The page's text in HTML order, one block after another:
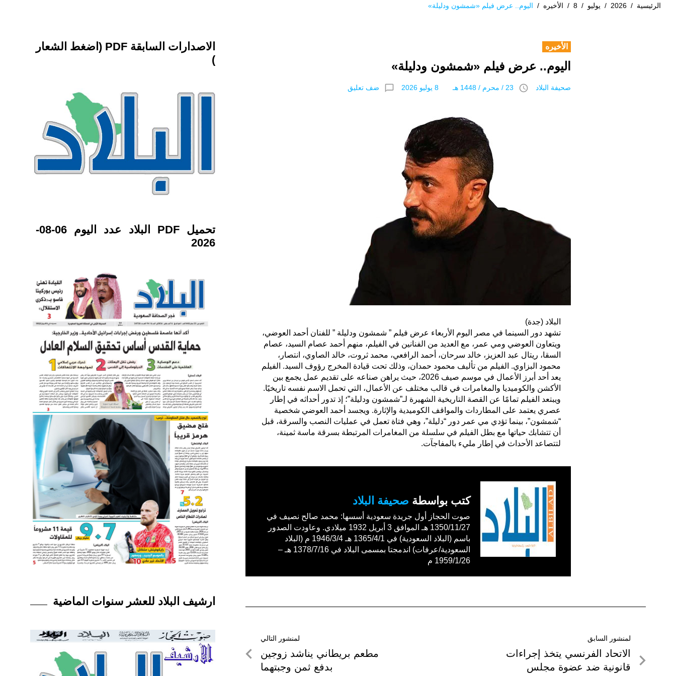
الرئيسية /
2026
/ يوليو /
8
/ الأخيره / اليوم.. عرض فيلم «شمشون ودليلة»
الأخيره
اليوم.. عرض فيلم «شمشون ودليلة»
صحيفة البلاد access_time 23 / محرم / 1448 هـ 8 يوليو 2026 chat_bubble_outline ضف تعليق
البلاد (جدة)
تشهد دور السينما في مصر اليوم الأربعاء عرض فيلم ” شمشون ودليلة ” للفنان أحمد العوضي،
ويتعاون العوضي ومي عمر، مع العديد من الفنانين في الفيلم، منهم أحمد عصام السيد، عصام
السقا، ريتال عبد العزيز، خالد سرحان، أحمد الرافعي، محمد ثروت، خالد الصاوي، انتصار،
محمود البزاوي. الفيلم من تأليف محمود حمدان، وذلك تحت قيادة المخرج رؤوف السيد. الفيلم
يعد أحد أبرز الأعمال في موسم صيف 2026، حيث يراهن صناعه على تقديم عمل يجمع بين
الأكشن والكوميديا والمغامرات في قالب مختلف عن الأعمال، التي تحمل الاسم نفسه تاريخيًا.
ويبتعد الفيلم تمامًا عن القصة التاريخية الشهيرة لـ”شمشون ودليلة”؛ إذ تدور أحداثه في إطار
عصري يعتمد على المطاردات والمواقف الكوميدية والإثارة. ويجسد أحمد العوضي شخصية
“شمشون”، بينما تؤدي مي عمر دور “دليلة”، وهي فتاة تعمل في عمليات النصب والسرقة، قبل
أن تتشابك حياتها مع بطل الفيلم في سلسلة من المغامرات المرتبطة بسرقة ماسة ثمينة،
لتتصاعد الأحداث في إطار مليء بالمفاجآت.
كتب بواسطة صحيفة البلاد
صوت الحجاز أول جريدة سعودية أسسها: محمد صالح نصيف في
1350/11/27 هـ الموافق 3 أبريل 1932 ميلادي. وعاودت الصدور
باسم (البلاد السعودية) في 1365/4/1 هـ 1946/3/4 م (البلاد
السعودية/عرفات) اندمجتا بمسمى البلاد في 1378/7/16 هـ –
1959/1/26 م
تصفّح
المقالات
لمنشور السابق
لمنشور
السابق
الاتحاد الفرنسي يتخذ إجراءات
قانونية ضد عضوة مجلس
لمنشور التالي
لمنشور
مطعم بريطاني يناشد زوجين
بدفع ثمن وجبتهما
الاصدارات السابقة PDF (اضغط الشعار
)
تحميل PDF البلاد عدد اليوم 06-08-
2026
ارشيف البلاد للعشر سنوات الماضية